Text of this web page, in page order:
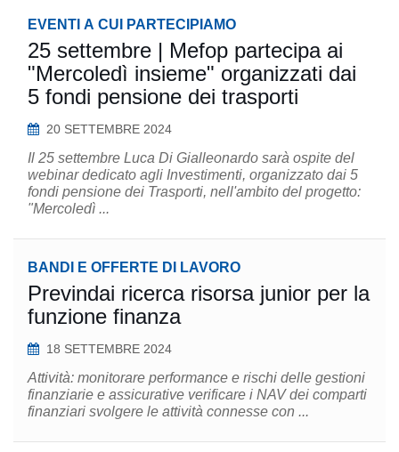
EVENTI A CUI PARTECIPIAMO
25 settembre | Mefop partecipa ai
"Mercoledì insieme" organizzati dai
5 fondi pensione dei trasporti
20 SETTEMBRE 2024
Il 25 settembre Luca Di Gialleonardo sarà ospite del
webinar dedicato agli Investimenti, organizzato dai 5
fondi pensione dei Trasporti, nell'ambito del progetto:
"Mercoledì ...
BANDI E OFFERTE DI LAVORO
Previndai ricerca risorsa junior per la
funzione finanza
18 SETTEMBRE 2024
Attività: monitorare performance e rischi delle gestioni
finanziarie e assicurative verificare i NAV dei comparti
finanziari svolgere le attività connesse con ...